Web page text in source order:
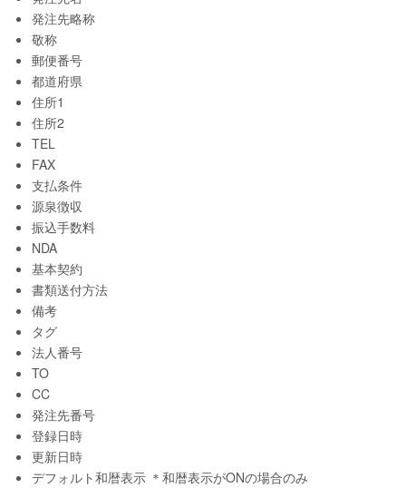
発注先略称
敬称
郵便番号
都道府県
住所1
住所2
TEL
FAX
支払条件
源泉徴収
振込手数料
NDA
基本契約
書類送付方法
備考
タグ
法人番号
TO
CC
発注先番号
登録日時
更新日時
デフォルト和暦表示 ＊和暦表示がONの場合のみ